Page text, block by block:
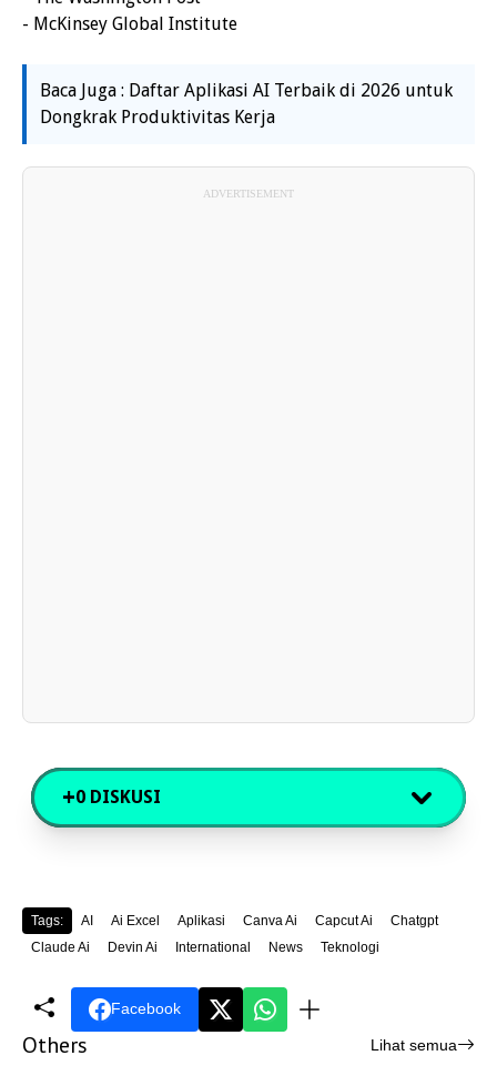
- McKinsey Global Institute
Baca Juga : Daftar Aplikasi AI Terbaik di 2026 untuk
Dongkrak Produktivitas Kerja
+0 DISKUSI
Tags: AI Ai Excel Aplikasi Canva Ai Capcut Ai
Chatgpt
Claude Ai
Devin Ai International News Teknologi
Facebook
Others Lihat semua